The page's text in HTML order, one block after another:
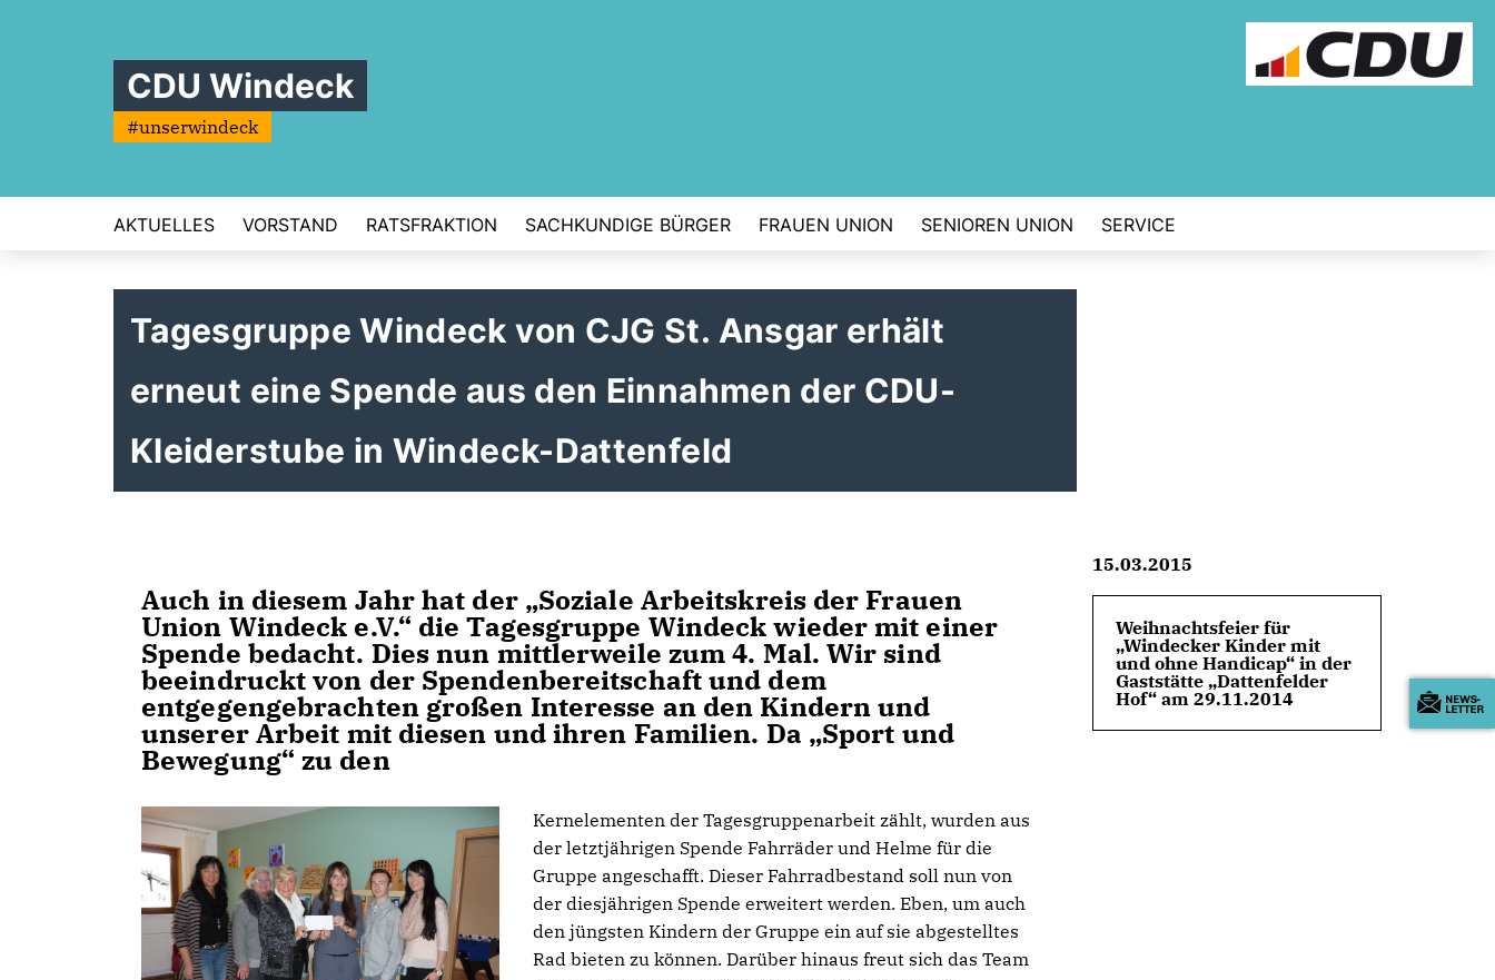
CDU Windeck
#unserwindeck
AKTUELLES VORSTAND RATSFRAKTION SACHKUNDIGE BÜRGER FRAUEN UNION SENIOREN UNION SERVICE
Tagesgruppe Windeck von CJG St. Ansgar erhält
erneut eine Spende aus den Einnahmen der CDU-
Kleiderstube in Windeck-Dattenfeld
Auch in diesem Jahr hat der „Soziale Arbeitskreis der Frauen
Union Windeck e.V.“ die Tagesgruppe Windeck wieder mit einer
Spende bedacht. Dies nun mittlerweile zum 4. Mal. Wir sind
beeindruckt von der Spendenbereitschaft und dem
entgegengebrachten großen Interesse an den Kindern und
unserer Arbeit mit diesen und ihren Familien. Da „Sport und
Bewegung“ zu den
Kernelementen der Tagesgruppenarbeit zählt, wurden aus
der letztjährigen Spende Fahrräder und Helme für die
Gruppe angeschafft. Dieser Fahrradbestand soll nun von
der diesjährigen Spende erweitert werden. Eben, um auch
den jüngsten Kindern der Gruppe ein auf sie abgestelltes
Rad bieten zu können. Darüber hinaus freut sich das Team
15.03.2015
Weihnachtsfeier für
Windecker Kinder mit
und ohne Handicap“ in der
Gaststätte „Dattenfelder
Hof“ am 29.11.2014